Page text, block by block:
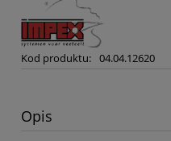
Kod produktu: 04.04.12620
Opis